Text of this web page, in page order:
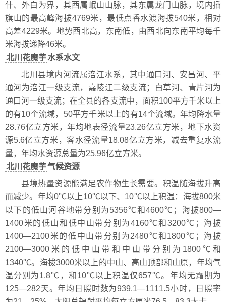
什、外白为界，其西属岷山山脉，其东属龙门山脉，境内插
旗山的最高峰海拔4769米，最低点香水渡海拔540米，相对
高差4229米。地势西北高，东南低，由西北向东南平均每千
米海拔递降46米。
北川花魔芋水系水文
北川县境内河流属涪江水系，其中通口河、安昌河、平
通河为涪江一级支流，嘉陵江二级支流；白草河、青片河为
通口河一级支流；在全县的各支流中，面积100平方千米以上
的有10个流域，50平方千米以上的有14个流域。年均降水量
28.76亿立方米，年均地表径流量23.26亿立方米，地下水资
源5.6亿立方米，客水径流量18.08亿立方米，减去重复水流
量，年均水资源总量为25.96亿立方米。
北川花魔芋气候资源
县境热量资源能满足农作物生长需要。积温随海拔升高
而减少。年均0℃以上10℃以下、10℃以上积温：海拔800米
以下的低山河谷地带分别为5356℃和4600℃；海拔800—
1400米的低山和低中山带分别为4160℃和3200℃；海拔
1400—2100米的低中山带分别为2480℃和1800℃；海拔
2100—3000米的低中山带和中山带分别为1800℃和
1340℃。海拔3000米以上的中山、高山顶部和山原，年均气
温分别为1.8℃，和10℃以上积温仅657℃。年均无霜期为
125—282天。年均日照时数为939.1—1111.5小时，日照率